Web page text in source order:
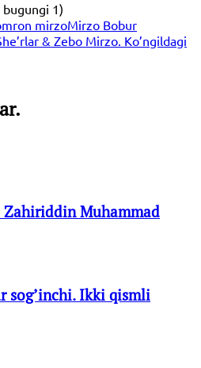
1)
mirzoMirzo Bobur
& Zebo Mirzo. Ko’ngildagi
Muhammad
sog’inchi. Ikki qismli